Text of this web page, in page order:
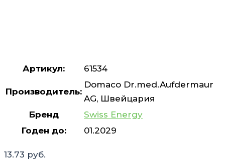
Артикул: 61534
Производитель:
Domaco Dr.med.Aufdermaur
AG, Швейцария
Бренд
Swiss Energy
Годен до:
01.2029
13.73 руб.